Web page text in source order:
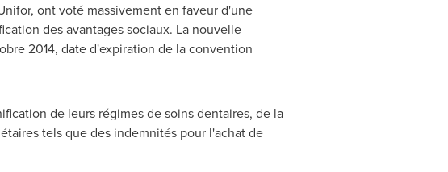
ont voté massivement en faveur d'une
des avantages sociaux. La nouvelle
2014, date d'expiration de la convention
de leurs régimes de soins dentaires, de la
tels que des indemnités pour l'achat de